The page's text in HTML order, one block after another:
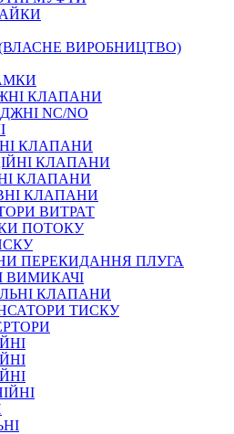
ВИРОБНИЦТВО)
КЛАПАНИ
NC/NO
КЛАПАНИ
КЛАПАНИ
КЛАПАНИ
КЛАПАНИ
ВИТРАТ
ПОТОКУ
ПЕРЕКИДАННЯ ПЛУГА
ВИМИКАЧІ
КЛАПАНИ
ТИСКУ